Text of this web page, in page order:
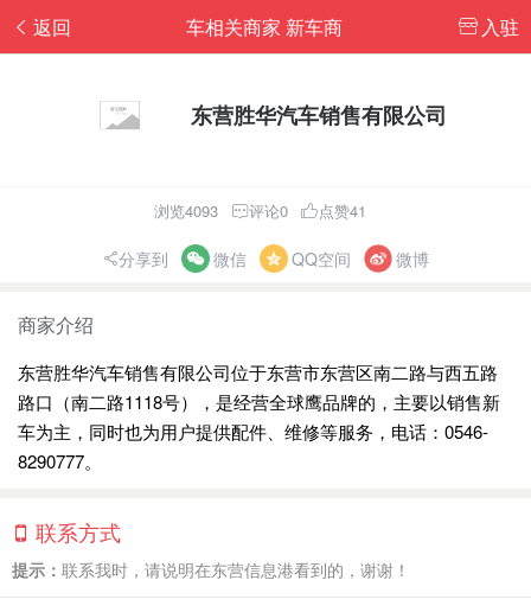
返回 入驻
车相关商家 新车商
东营胜华汽车销售有限公司
浏览4093 评论0 点赞41
分享到 微信 QQ空间 微博
商家介绍
东营胜华汽车销售有限公司位于东营市东营区南二路与西五路
路口（南二路1118号），是经营全球鹰品牌的，主要以销售新
车为主，同时也为用户提供配件、维修等服务，电话：0546-
8290777。
联系方式
提示： 联系我时，请说明在东营信息港看到的，谢谢！